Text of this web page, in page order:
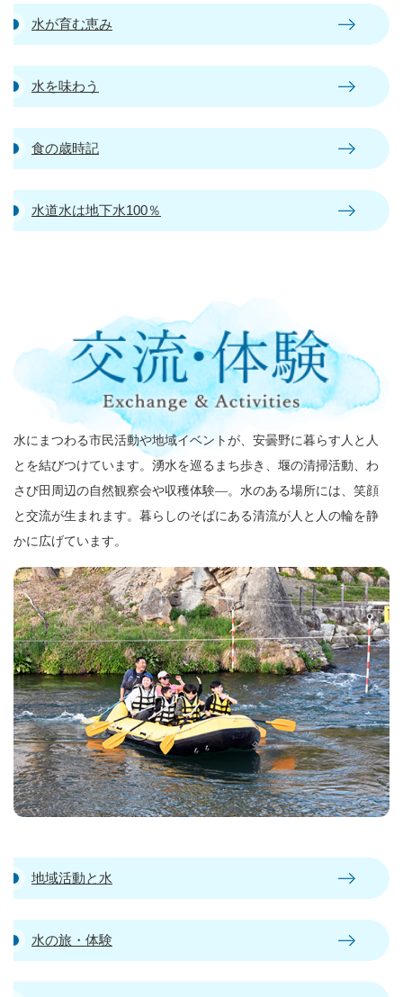
水が育む恵み
水を味わう
食の歳時記
水道水は地下水100％
水にまつわる市民活動や地域イベントが、安曇野に暮らす人と人
とを結びつけています。湧水を巡るまち歩き、堰の清掃活動、わ
さび田周辺の自然観察会や収穫体験―。水のある場所には、笑顔
と交流が生まれます。暮らしのそばにある清流が人と人の輪を静
かに広げています。
地域活動と水
水の旅・体験